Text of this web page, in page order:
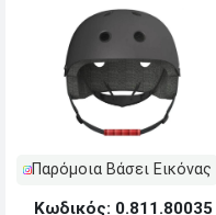
Παρόμοια Βάσει Εικόνας
Κωδικός: 0.811.80035